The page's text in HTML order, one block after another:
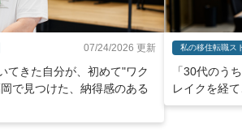
07/24/2026 更新
てきた自分が、初めて"ワク
で見つけた、納得感のある
私の移住転職ス
「30代のう
レイクを経